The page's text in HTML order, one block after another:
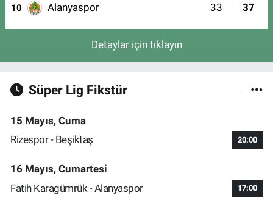
10 Alanyaspor 33 37
Detaylar için tıklayın
Süper Lig Fikstür
15 Mayıs, Cuma
Rizespor - Beşiktaş
20:00
16 Mayıs, Cumartesi
Fatih Karagümrük - Alanyaspor
17:00